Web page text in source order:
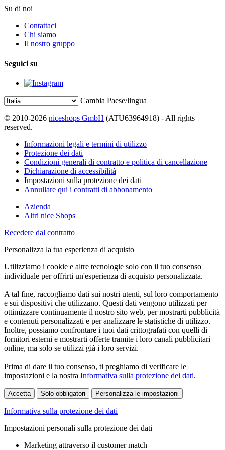
Su di noi
Contattaci
Chi siamo
Il nostro gruppo
Seguici su
Cambia Paese/lingua
© 2010-2026 niceshops GmbH (ATU63964918) - All rights
reserved.
Informazioni legali e termini di utilizzo
Protezione dei dati
Condizioni generali di contratto e politica di cancellazione
Dichiarazione di accessibilità
Impostazioni sulla protezione dei dati
Annullare qui i contratti di abbonamento
Azienda
Altri nice Shops
Recedere dal contratto
Personalizza la tua esperienza di acquisto
Utilizziamo i cookie e altre tecnologie solo con il tuo consenso
individuale per offrirti un'esperienza di acquisto personalizzata.
A tal fine, raccogliamo dati sui nostri utenti, sul loro comportamento
e sui dispositivi che utilizzano. Questi dati vengono utilizzati per
ottimizzare continuamente il nostro sito web, per mostrarti pubblicità
e contenuti personalizzati e per analizzare le statistiche di utilizzo.
Inoltre, possiamo confrontare i tuoi dati crittografati con quelli di
fornitori esterni e mostrarti offerte tramite i loro canali pubblicitari
online, ma solo se utilizzi già i loro servizi.
Prima di dare il tuo consenso, ti preghiamo di verificare le
impostazioni e la nostra Informativa sulla protezione dei dati.
Accetta Solo obbligatori Personalizza le impostazioni
Informativa sulla protezione dei dati
Impostazioni personali sulla protezione dei dati
Marketing attraverso il customer match